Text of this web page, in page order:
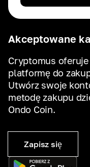
Akceptowane
Cryptomus
platformę do
Utwórz swoje
metodę zakupu
Ondo Coin.
Zapisz się